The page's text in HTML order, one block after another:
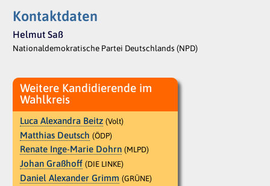
Kontaktdaten
Helmut Saß
Nationaldemokratische Partei Deutschlands (NPD)
Weitere Kandidierende im
Wahlkreis
Luca Alexandra Beitz (Volt)
Matthias Deutsch (ÖDP)
Renate Inge-Marie Dohrn (MLPD)
Johan Graßhoff (DIE LINKE)
Daniel Alexander Grimm (GRÜNE)